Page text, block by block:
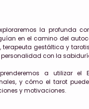
la profunda
en el camino del
gestáltica y
con la
a utilizar el
y cómo el tarot
y motivaciones.